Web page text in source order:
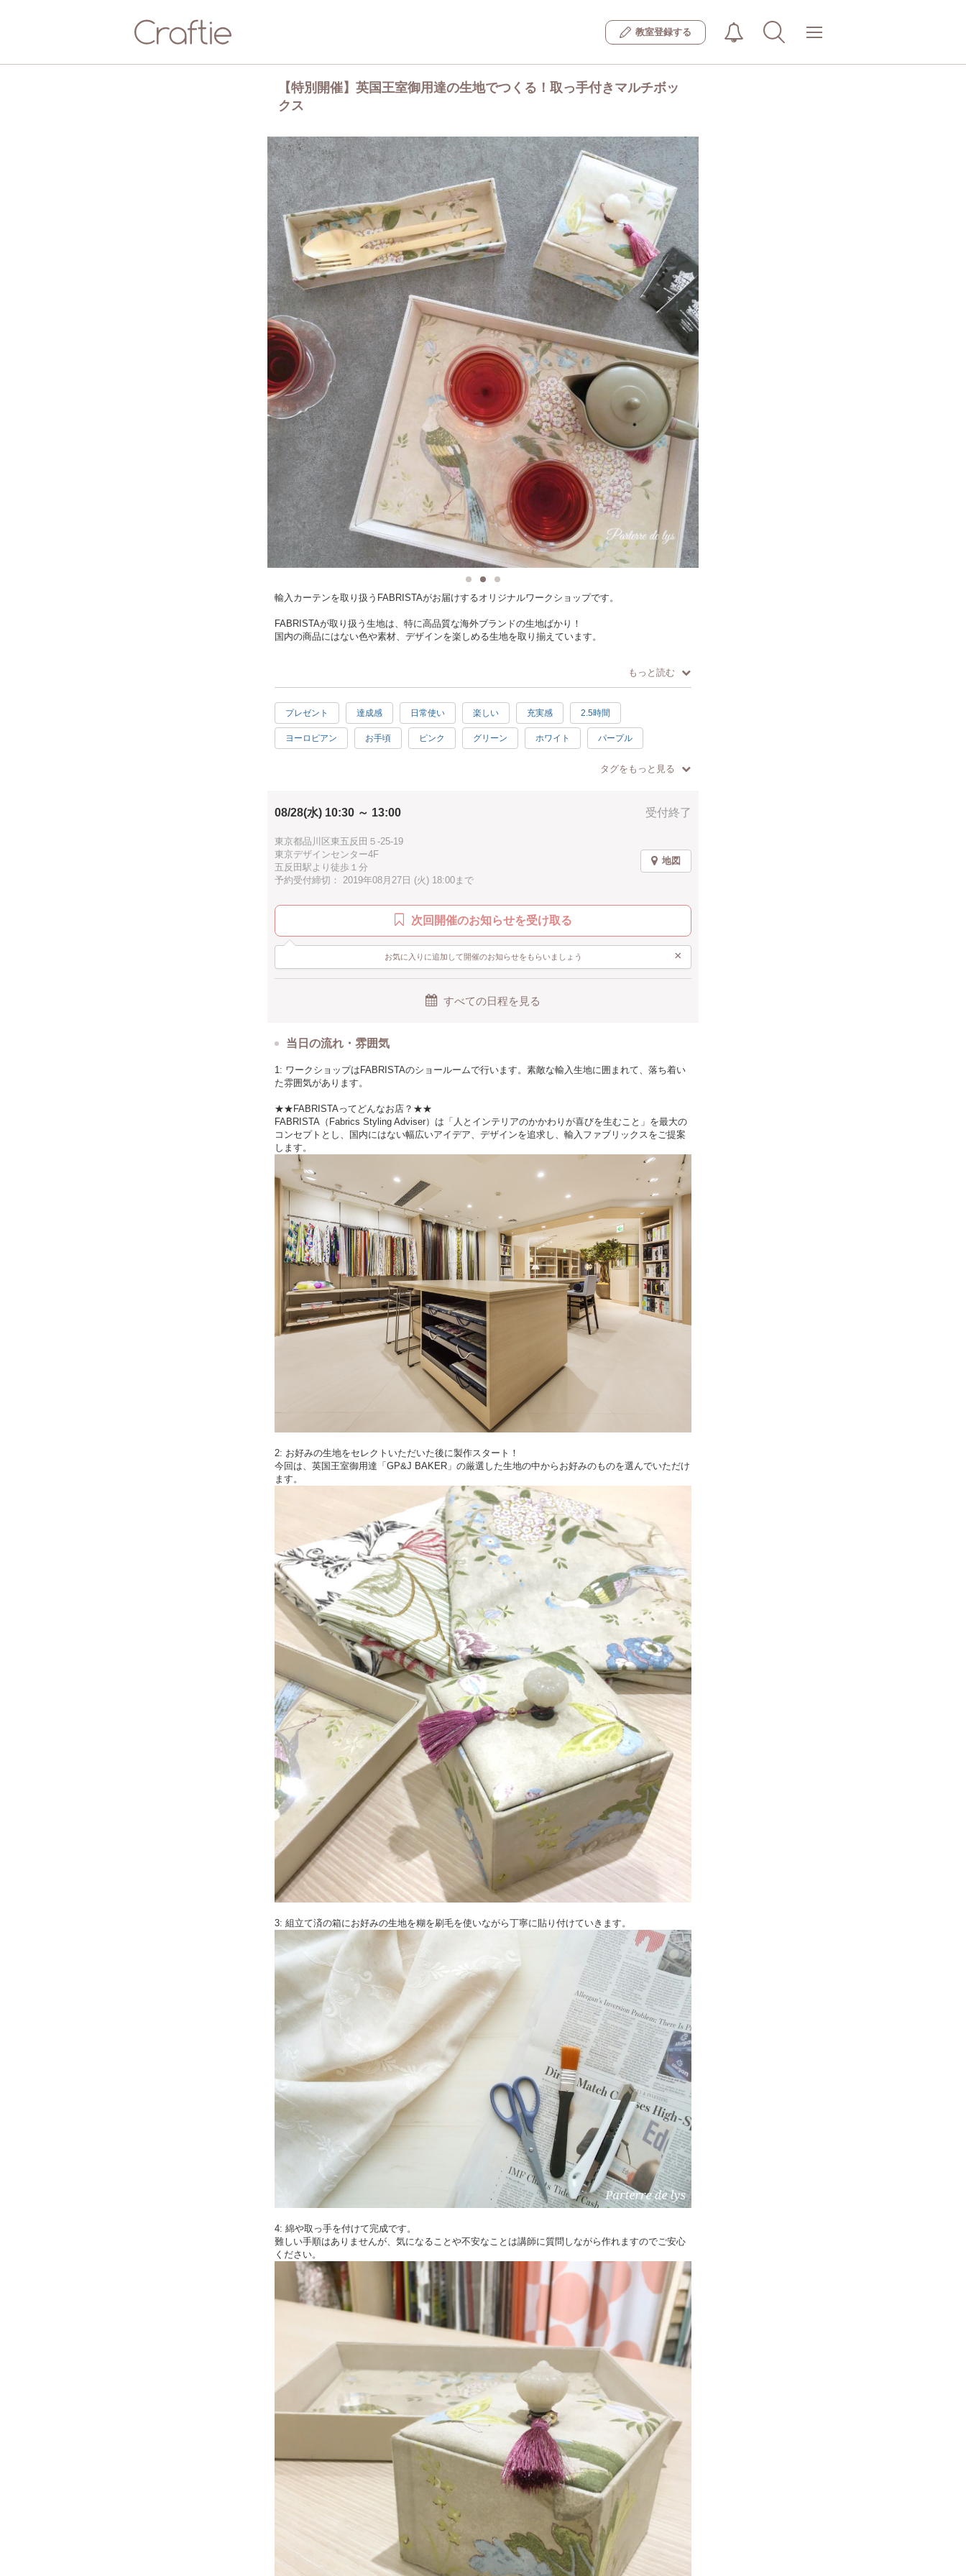
教室登録する
【特別開催】英国王室御用達の生地でつくる！取っ手付きマルチボッ
クス
輸入カーテンを取り扱うFABRISTAがお届けするオリジナルワークショップです。
FABRISTAが取り扱う生地は、特に高品質な海外ブランドの生地ばかり！
国内の商品にはない色や素材、デザインを楽しめる生地を取り揃えています。
カルトナージュとは厚紙を組立てた箱に布や紙を装飾するフランスの伝統工芸の一つで、日本でも
人気のあるクラフトです。
初心者さんや未経験者さんも安心してご参加いただけるように、参加者様のペースに合わせて丁寧
手先を動かしながら、豊富に揃う海外の素敵な生地を目で見ても楽める
未経験者さんも、経験者さんも是非一緒にカルトナージュを楽しみましょう。
もっと読む
プレゼント 達成感 日常使い 楽しい 充実感 2.5時間
ヨーロピアン お手頃 ピンク グリーン ホワイト パープル
素敵 感激
タグをもっと見る
受付終了
08/28(水) 10:30 ～ 13:00
東京都品川区東五反田５-25-19
東京デザインセンター4F
五反田駅より徒歩１分
予約受付締切： 2019年08月27日 (火) 18:00まで
地図
次回開催のお知らせを受け取る
お気に入りに追加して開催のお知らせをもらいましょう ×
すべての日程を見る
当日の流れ・雰囲気
1: ワークショップはFABRISTAのショールームで行います。素敵な輸入生地に囲まれて、落ち着い
た雰囲気があります。
★★FABRISTAってどんなお店？★★
FABRISTA（Fabrics Styling Adviser）は「人とインテリアのかかわりが喜びを生むこと」を最大の
コンセプトとし、国内にはない幅広いアイデア、デザインを追求し、輸入ファブリックスをご提案
します。
2: お好みの生地をセレクトいただいた後に製作スタート！
今回は、英国王室御用達「GP&J BAKER」の厳選した生地の中からお好みのものを選んでいただけ
ます。
3: 組立て済の箱にお好みの生地を糊を刷毛を使いながら丁寧に貼り付けていきます。
4: 綿や取っ手を付けて完成です。
難しい手順はありませんが、気になることや不安なことは講師に質問しながら作れますのでご安心
ください。